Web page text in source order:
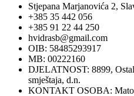
Stjepana Marjanovića 2,
+385 35 442 056
+385 91 22 44 250
hvidrasb@gmail.com
OIB: 58485293917
MB: 00222160
DJELATNOST: 8899,
smještaja, d.n.
KONTAKT OSOBA: Mato